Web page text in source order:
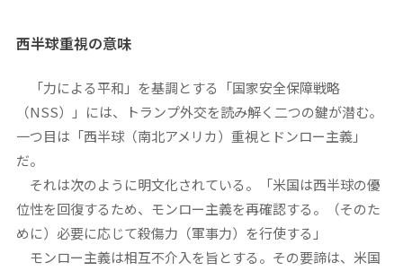
西半球重視の意味
「力による平和」を基調とする「国家安全保障戦略
（NSS）」には、トランプ外交を読み解く二つの鍵が潜む。
一つ目は「西半球（南北アメリカ）重視とドンロー主義」
だ。
それは次のように明文化されている。「米国は西半球の優
位性を回復するため、モンロー主義を再確認する。（そのた
めに）必要に応じて殺傷力（軍事力）を行使する」
モンロー主義は相互不介入を旨とする。その要諦は、米国